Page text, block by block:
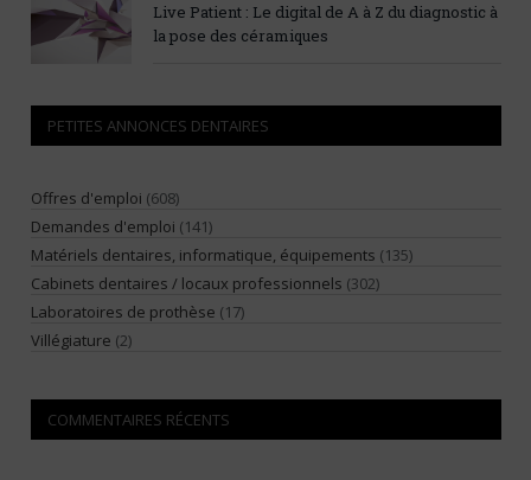
Live Patient : Le digital de A à Z du diagnostic à
la pose des céramiques
PETITES ANNONCES DENTAIRES
Offres d'emploi (608)
Demandes d'emploi (141)
Matériels dentaires, informatique, équipements (135)
Cabinets dentaires / locaux professionnels (302)
Laboratoires de prothèse (17)
Villégiature (2)
COMMENTAIRES RÉCENTS